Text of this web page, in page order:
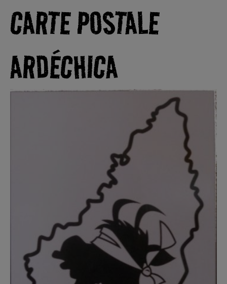
CARTE POSTALE
ARDÉCHICA